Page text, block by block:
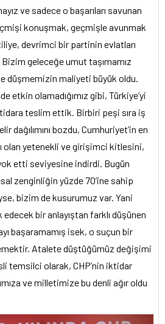
ve sadece o başarıları savunan
konuşmak, geçmişle avunmak
devrimci bir partinin evlatları
geleceğe umut taşımamız
düşmemizin maliyeti büyük oldu.
etkin olamadığımız gibi, Türkiye’yi
teslim ettik. Birbiri peşi sıra iş
dağılımını bozdu, Cumhuriyet’in en
olan yetenekli ve girişimci kitlesini,
etti seviyesine indirdi. Bugün
zenginliğin yüzde 70’ine sahip
bizim de kusurumuz var. Yani
bir anlayıştan farklı düşünen
başaramamış isek, o suçun bir
Atalete düştüğümüz değişimi
temsilci olarak, CHP’nin iktidar
ve milletimize bu denli ağır oldu